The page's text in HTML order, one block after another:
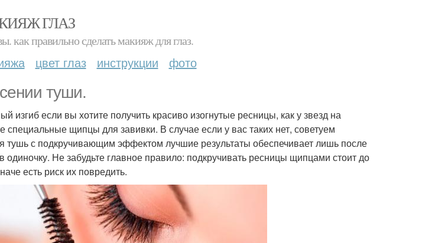
ГЛАЗ
как правильно сделать макияж для глаз.
цвет глаз инструкции фото
туши.
изгиб если вы хотите получить красиво изогнутые ресницы, как у звезд на
специальные щипцы для завивки. В случае если у вас таких нет, советуем
тушь с подкручивающим эффектом лучшие результаты обеспечивает лишь после
Не забудьте главное правило: подкручивать ресницы щипцами стоит до
есть риск их повредить.